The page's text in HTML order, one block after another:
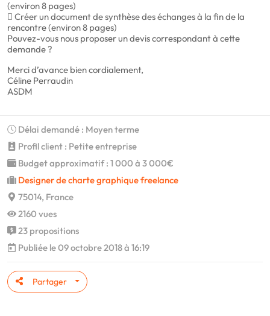
(environ 8 pages)
 Créer un document de synthèse des échanges à la fin de la
rencontre (environ 8 pages)
Pouvez-vous nous proposer un devis correspondant à cette
demande ?
Merci d’avance bien cordialement,
Céline Perraudin
ASDM
Délai demandé : Moyen terme
Profil client : Petite entreprise
Budget approximatif : 1 000 à 3 000€
Designer de charte graphique freelance
75014, France
2160 vues
23 propositions
Publiée le 09 octobre 2018 à 16:19
Partager